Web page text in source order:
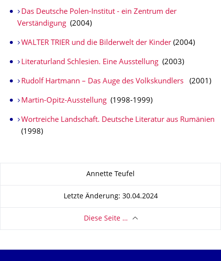
Das Deutsche Polen-Institut - ein Zentrum der
Verständigung (2004)
WALTER TRIER und die Bilderwelt der Kinder(2004)
Literaturland Schlesien. Eine Ausstellung(2003)
Rudolf Hartmann – Das Auge des Volkskundlers(2001)
Martin-Opitz-Ausstellung (1998-1999)
Wortreiche Landschaft. Deutsche Literatur aus Rumänien
(1998)
Annette Teufel
Letzte Änderung: 30.04.2024
Diese Seite …